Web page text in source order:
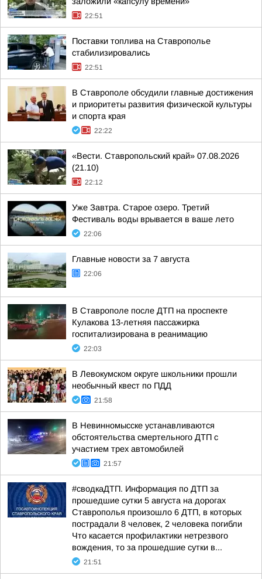
22:51
Поставки топлива на Ставрополье
стабилизировались
22:51
В Ставрополе обсудили главные достижения
и приоритеты развития физической культуры
и спорта края
22:22
«Вести. Ставропольский край» 07.08.2026
(21.10)
22:12
Уже Завтра. Старое озеро. Третий
Фестиваль воды врывается в ваше лето
22:06
Главные новости за 7 августа
22:06
В Ставрополе после ДТП на проспекте
Кулакова 13-летняя пассажирка
госпитализирована в реанимацию
22:03
В Левокумском округе школьники прошли
необычный квест по ПДД
21:58
В Невинномысске устанавливаются
обстоятельства смертельного ДТП с
участием трех автомобилей
21:57
#сводкаДТП. Информация по ДТП за
прошедшие сутки 5 августа на дорогах
Ставрополья произошло 6 ДТП, в которых
пострадали 8 человек, 2 человека погибли
Что касается профилактики нетрезвого
вождения, то за прошедшие сутки в...
21:51